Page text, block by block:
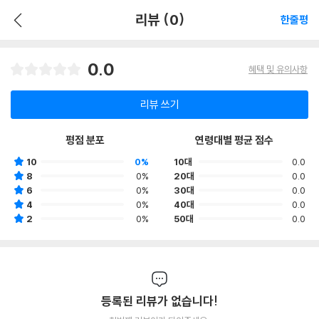
리뷰 (0) 한줄평
0.0 혜택 및 유의사항
리뷰 쓰기
평점 분포
10
0%
8
0%
6
0%
4
0%
2
0%
연령대별 평균 점수
10대
0.0
20대
0.0
30대
0.0
40대
0.0
50대
0.0
등록된 리뷰가 없습니다!